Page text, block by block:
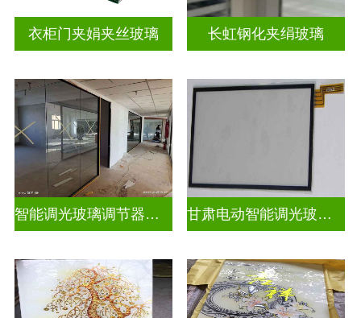
衣柜门夹娟夹丝玻璃 长虹钢化夹绢玻璃
智能调光玻璃调节器图片 甘肃电动智能调光玻璃批发商